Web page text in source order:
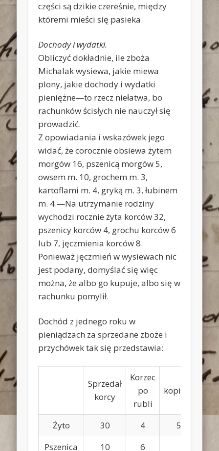
części są dzikie czereśnie, między
któremi mieści się pasieka.
Dochody i wydatki.
Obliczyć dokładnie, ile zboża
Michalak wysiewa, jakie miewa
plony, jakie dochody i wydatki
pieniężne—to rzecz niełatwa, bo
rachunków ścisłych nie nauczył się
prowadzić.
Z opowiadania i wskazówek jego
widać, że corocznie obsiewa żytem
morgów 16, pszenicą morgów 5,
owsem m. 10, grochem m. 3,
kartoflami m. 4, gryką m. 3, łubinem
m. 4.—Na utrzymanie rodziny
wychodzi rocznie żyta korców 32,
pszenicy korców 4, grochu korców 6
lub 7, jęczmienia korców 8.
Ponieważ jęczmień w wysiewach nic
jest podany, domyślać się więc
można, że albo go kupuje, albo się w
rachunku pomylił.
Dochód z jednego roku w
pieniądzach za sprzedane zboże i
przychówek tak się przedstawia:
Sprzedał
korcy
Korzec
po
rubli
kopiejek
Żyto
30 4 50
Pszenica
10 6